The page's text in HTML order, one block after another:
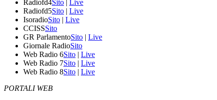
Radiofd4Sito | Live
Radiofd5Sito | Live
IsoradioSito | Live
CCISSSito
GR ParlamentoSito | Live
Giornale RadioSito
Web Radio 6Sito | Live
Web Radio 7Sito | Live
Web Radio 8Sito | Live
PORTALI WEB